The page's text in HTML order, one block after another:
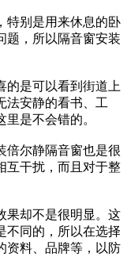
特别是用来休息的卧
题，所以隔音窗安装
的是可以看到街道上
法安静的看书、工
是不会错的。
倍尔静隔音窗也是很
互干扰，而且对于整
果却不是很明显。这
不同的，所以在选择
资料、品牌等，以防